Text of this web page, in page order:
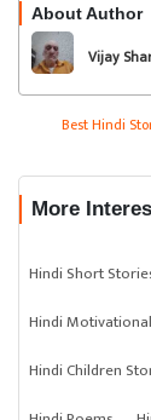
About Author
Vijay
Best Hindi
More
Hindi Short
Hindi
Hindi Children